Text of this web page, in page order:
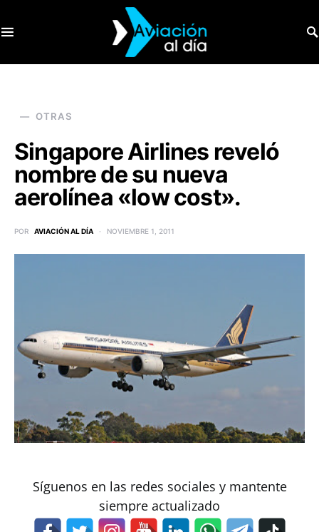
OTRAS
Singapore Airlines reveló
nombre de su nueva
aerolínea «low cost».
POR AVIACIÓN AL DÍA NOVIEMBRE 1, 2011
Síguenos en las redes sociales y mantente
siempre actualizado